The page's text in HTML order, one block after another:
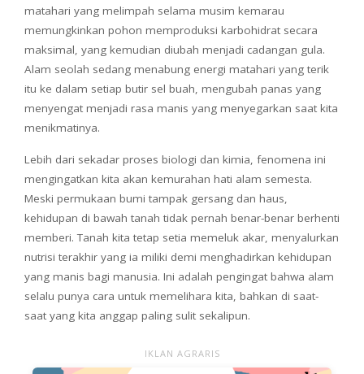
matahari yang melimpah selama musim kemarau
memungkinkan pohon memproduksi karbohidrat secara
maksimal, yang kemudian diubah menjadi cadangan gula.
Alam seolah sedang menabung energi matahari yang terik
itu ke dalam setiap butir sel buah, mengubah panas yang
menyengat menjadi rasa manis yang menyegarkan saat kita
menikmatinya.
Lebih dari sekadar proses biologi dan kimia, fenomena ini
mengingatkan kita akan kemurahan hati alam semesta.
Meski permukaan bumi tampak gersang dan haus,
kehidupan di bawah tanah tidak pernah benar-benar berhenti
memberi. Tanah kita tetap setia memeluk akar, menyalurkan
nutrisi terakhir yang ia miliki demi menghadirkan kehidupan
yang manis bagi manusia. Ini adalah pengingat bahwa alam
selalu punya cara untuk memelihara kita, bahkan di saat-
saat yang kita anggap paling sulit sekalipun.
IKLAN AGRARIS